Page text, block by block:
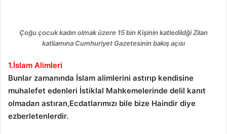
Çoğu çocuk kadın olmak üzere 15 bin Kişinin katledildği Zilan
katliamına Cumhuriyet Gazetesinin bakış açısı
1.İslam Alimleri
Bunlar zamanında İslam alimlerini astırıp kendisine
muhalefet edenleri İstiklal Mahkemelerinde delil kanıt
olmadan astıran,Ecdatlarımızı bile bize Haindir diye
ezberletenlerdir.